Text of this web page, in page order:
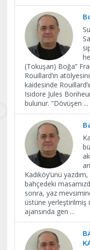
(Tokuşan) Boğa”
Rouillard’ın
kaidesinde
Isidore Jules
bulunur. “Dövüşen ...
Kadıköy’ünü
bahçedeki
sonra, yaz
üstüne yerleştirilmiş
ajansında gen ...